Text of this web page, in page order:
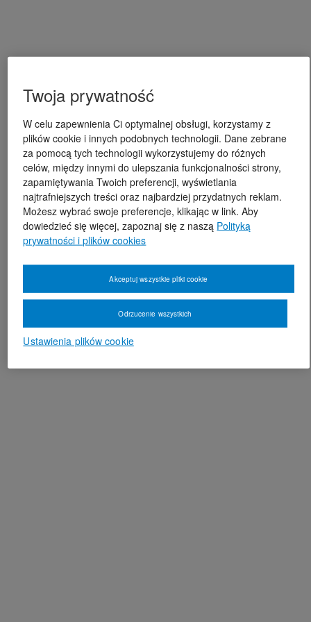
Twoja prywatność
W celu zapewnienia Ci optymalnej obsługi, korzystamy z
plików cookie i innych podobnych technologii. Dane zebrane
za pomocą tych technologii wykorzystujemy do różnych
celów, między innymi do ulepszania funkcjonalności strony,
zapamiętywania Twoich preferencji, wyświetlania
najtrafniejszych treści oraz najbardziej przydatnych reklam.
Możesz wybrać swoje preferencje, klikając w link. Aby
dowiedzieć się więcej, zapoznaj się z naszą Polityką
prywatności i plików cookies
Ustawienia plików cookie
Odrzucenie wszystkich
Akceptuj wszystkie pliki cookie